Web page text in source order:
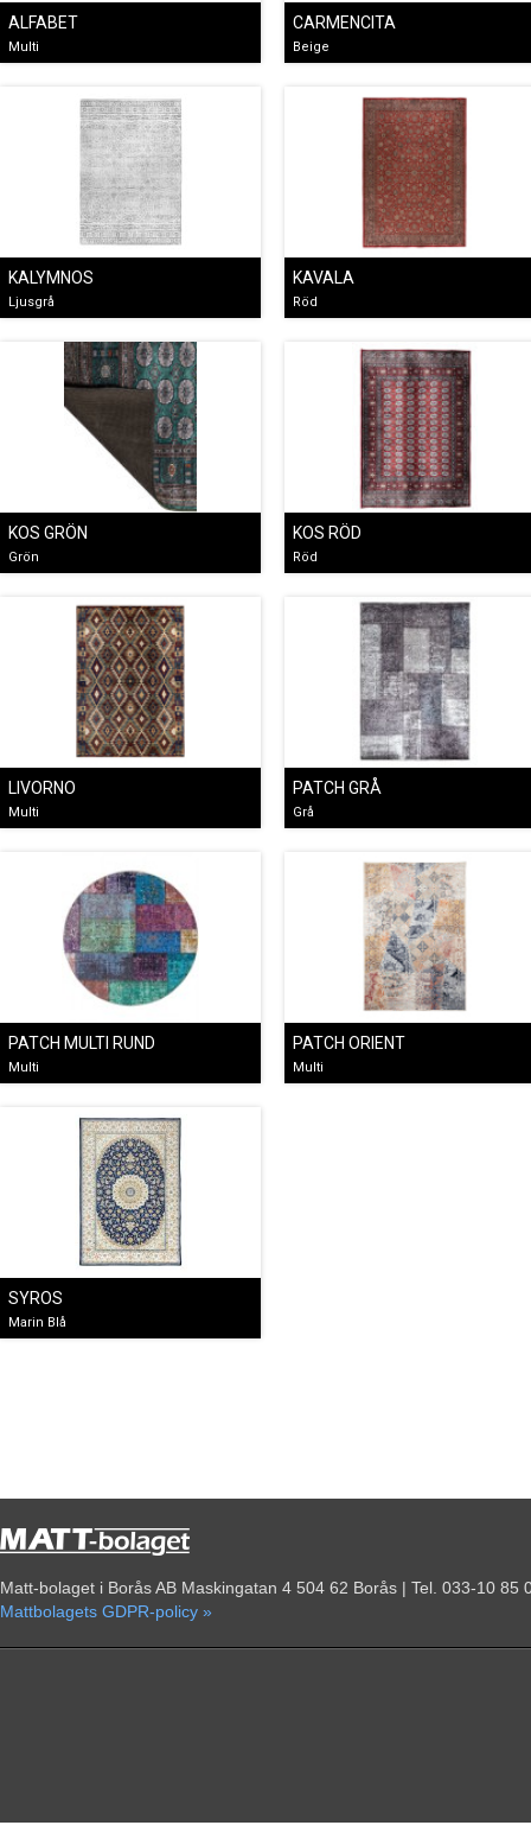
ALFABET
Multi
CARMENCITA
Beige
KALYMNOS
Ljusgrå
KAVALA
Röd
KOS GRÖN
Grön
KOS RÖD
Röd
LIVORNO
Multi
PATCH GRÅ
Grå
PATCH MULTI RUND
Multi
PATCH ORIENT
Multi
SYROS
Marin Blå
Matt-bolaget i Borås AB Maskingatan 4 504 62 Borås | Tel. 033-10
Mattbolagets GDPR-policy »